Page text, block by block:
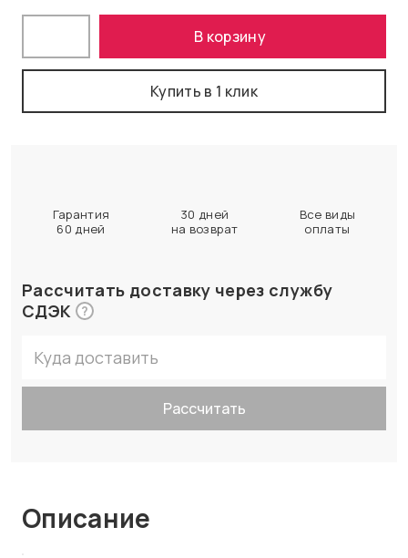
В корзину
Купить в 1 клик
Гарантия
60 дней
30 дней
на возврат
Все виды
оплаты
Рассчитать доставку через службу
СДЭК ?
Рассчитать
Описание